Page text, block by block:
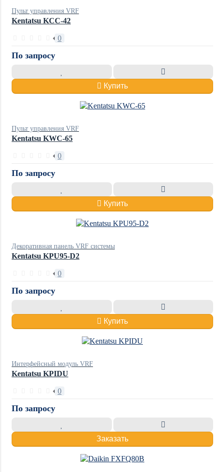
Пульт управления VRF
Kentatsu KCC-42
0
По запросу
Купить
Пульт управления VRF
Kentatsu KWC-65
0
По запросу
Купить
Декоративная панель VRF системы
Kentatsu KPU95-D2
0
По запросу
Купить
Интерфейсный модуль VRF
Kentatsu KPIDU
0
По запросу
Заказать